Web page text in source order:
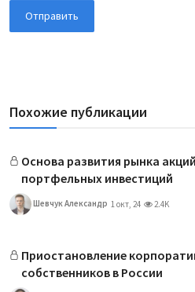
Отправить
Похожие публикации
Основа развития рынка
портфельных инвестиций
Шевчук Александр 1 окт, 24 2.4K
Приостановление
собственников в России